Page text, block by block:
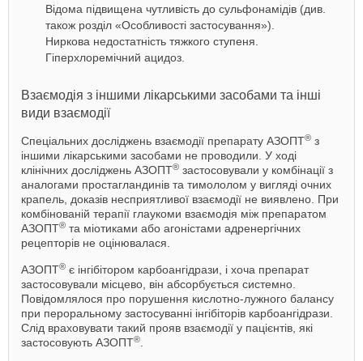
Відома підвищена чутливість до сульфонамідів (див.
також розділ «Особливості застосування»).
Ниркова недостатність тяжкого ступеня.
Гіперхлоремічний ацидоз.
Взаємодія з іншими лікарськими засобами та інші
види взаємодії
Спеціальних досліджень взаємодії препарату АЗОПТ® з
іншими лікарськими засобами не проводили. У ході
клінічних досліджень АЗОПТ® застосовували у комбінації з
аналогами простагландинів та тимололом у вигляді очних
крапель, доказів несприятливої взаємодії не виявлено. При
комбінованій терапії глаукоми взаємодія між препаратом
АЗОПТ® та міотиками або агоністами адренергічних
рецепторів не оцінювалася.
АЗОПТ® є інгібітором карбоангідрази, і хоча препарат
застосовували місцево, він абсорбується системно.
Повідомлялося про порушення кислотно-лужного балансу
при пероральному застосуванні інгібіторів карбоангідрази.
Слід враховувати такий прояв взаємодії у пацієнтів, які
застосовують АЗОПТ®